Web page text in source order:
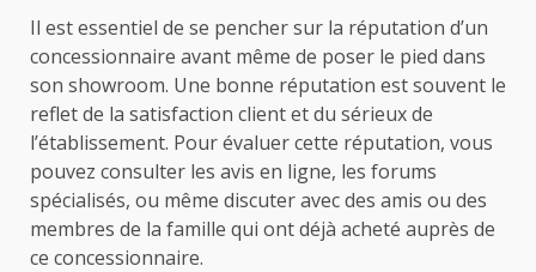
Il est essentiel de se pencher sur la réputation d’un
concessionnaire avant même de poser le pied dans
son showroom. Une bonne réputation est souvent le
reflet de la satisfaction client et du sérieux de
l’établissement. Pour évaluer cette réputation, vous
pouvez consulter les avis en ligne, les forums
spécialisés, ou même discuter avec des amis ou des
membres de la famille qui ont déjà acheté auprès de
ce concessionnaire.